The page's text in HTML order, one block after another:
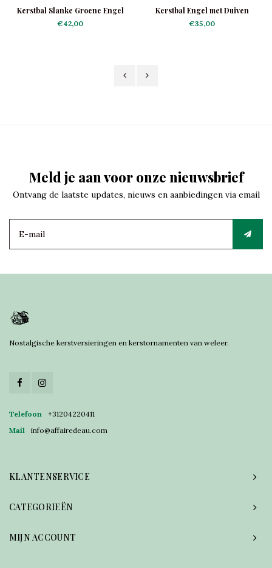
Kerstbal Slanke Groene Engel
€42,00
Kerstbal Engel met Duiven
€35,00
Meld je aan voor onze nieuwsbrief
Ontvang de laatste updates, nieuws en aanbiedingen via email
Nostalgische kerstversieringen en kerstornamenten van weleer.
Telefoon
+31204220411
Mail
info@affairedeau.com
KLANTENSERVICE
CATEGORIEËN
MIJN ACCOUNT